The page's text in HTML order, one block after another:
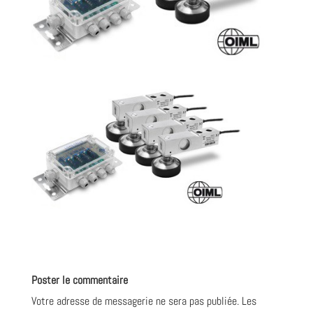
Poster le commentaire
Votre adresse de messagerie ne sera pas publiée.Les